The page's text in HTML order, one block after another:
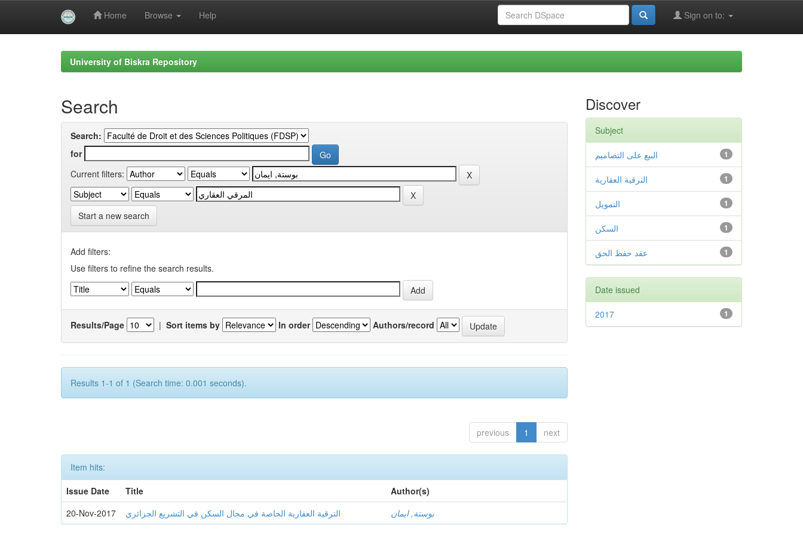
Home Browse Help Sign on to:
University of Biskra Repository
Search
Search:
for
Current filters:
Start a new search
Add filters:
Use filters to refine the search results.
Results/Page | Sort items by In order Authors/record
Results 1-1 of 1 (Search time: 0.001 seconds).
previous 1 next
Item hits:
Issue Date
Title
Author(s)
20-Nov-2017
الترقية العقارية الخاصة في مجال السكن في التشريع الجزائري بوستة, ايمان
Discover
Subject
1 البيع على التصاميم
1 الترقية العقارية
1 التمويل
1 السكن
1 عقد حفظ الحق
Date issued
1
2017